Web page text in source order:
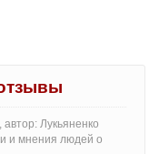
Лукьяненко
и мнения людей о